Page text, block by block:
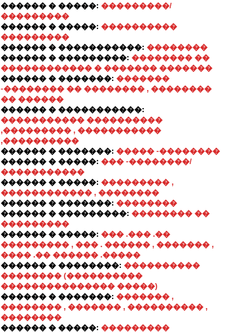
������ � �����: ���������/
���������
������ � �����: ����������
���������
������ � �����������: ��������
������ � ���������: �������� ��
������������ � ������� �������
������ � �������: �������
-�������� �� �������� , ��������
�� ������
������ � �����������:
����������� ����������
,��������� , �����������
,����������
������ � �������: ����� -��������
������ � �����: ��� -��������/
�����������
������ � �����: ��������� ,
������������ , ��������
������ � �������: ��������
������ � ���������: �������� ��
���������
������ � �����: ��� .��� .��
��������� , ��� . ������ , ������� ,
���� .�� ������ .�����
������ � ��������: ����������
�������� (����������
��������������� �����)
������ � �������: ������� ,
�������� , ������� , ���������� ,
��������
������ � �����: ���������